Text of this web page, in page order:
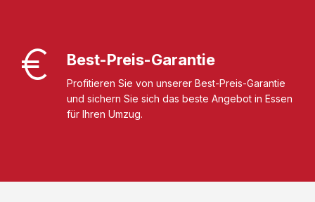
Best-Preis-Garantie
Profitieren Sie von unserer Best-Preis-Garantie
und sichern Sie sich das beste Angebot in Essen
für Ihren Umzug.